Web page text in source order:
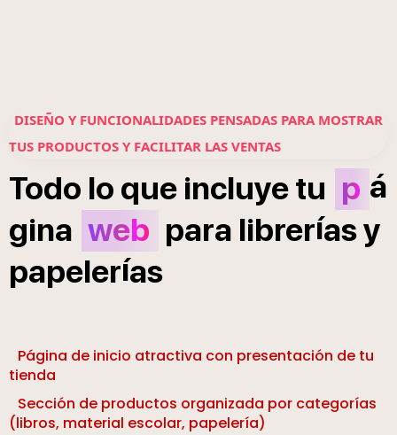
DISEÑO Y FUNCIONALIDADES PENSADAS PARA MOSTRAR
TUS PRODUCTOS Y FACILITAR LAS VENTAS
Todo lo que incluyetu p á
gina web para libreríasy
papelerías
Página de inicio atractiva con presentación de tu
tienda
Sección de productos organizada por categorías
(libros, material escolar, papelería)